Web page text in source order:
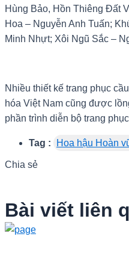
Hùng Bảo, Hồn Thiêng Đất
Hoa – Nguyễn Anh Tuấn;
Minh Nhựt; Xôi Ngũ Sắc –
Nhiều thiết kế trang phục
hóa Việt Nam cũng được
phần trình diễn bộ trang
Tag : Hoa hậu Hoàn
Chia sẻ
Bài viết liên